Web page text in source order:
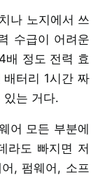
나 노지에서 쓰
수급이 어려운
배 정도 전력 효
터리 1시간 짜
있는 거다.
어 모든 부분에
라도 빠지면 저
, 펌웨어, 소프